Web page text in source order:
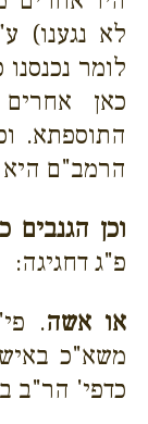
לא נגענו)
לומר
כאן
התוספתא.
הרמב"ם היא
וכן הגנבים
פ"ג דחגיגה:
או אשה.
משא"כ
כדפי' הר"ב